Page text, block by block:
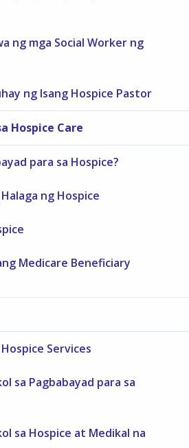
ng mga Social Worker ng
ng Isang Hospice Pastor
Hospice Care
para sa Hospice?
ng Hospice
Medicare Beneficiary
Services
sa Pagbabayad para sa
sa Hospice at Medikal na